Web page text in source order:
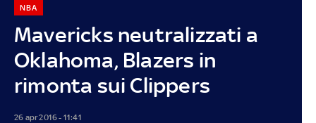
Mavericks neutralizzati a
Oklahoma, Blazers in
rimonta sui Clippers
NBA
26 apr 2016 - 11:41